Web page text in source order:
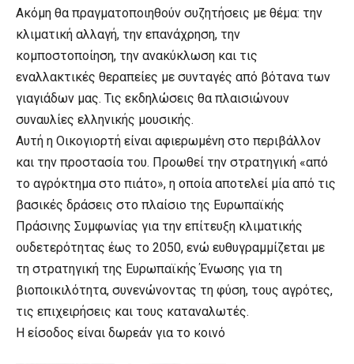
Ακόμη θα πραγματοποιηθούν συζητήσεις με θέμα: την
κλιματική αλλαγή, την επανάχρηση, την
κομποστοποίηση, την ανακύκλωση και τις
εναλλακτικές θεραπείες με συνταγές από βότανα των
γιαγιάδων μας. Τις εκδηλώσεις θα πλαισιώνουν
συναυλίες ελληνικής μουσικής.
Αυτή η Οικογιορτή είναι αφιερωμένη στο περιβάλλον
και την προστασία του. Προωθεί την στρατηγική «από
το αγρόκτημα στο πιάτο», η οποία αποτελεί μία από τις
βασικές δράσεις στο πλαίσιο της Ευρωπαϊκής
Πράσινης Συμφωνίας για την επίτευξη κλιματικής
ουδετερότητας έως το 2050, ενώ ευθυγραμμίζεται με
τη στρατηγική της Ευρωπαϊκής Ένωσης για τη
βιοποικιλότητα, συνενώνοντας τη φύση, τους αγρότες,
τις επιχειρήσεις και τους καταναλωτές.
Η είσοδος είναι δωρεάν για το κοινό